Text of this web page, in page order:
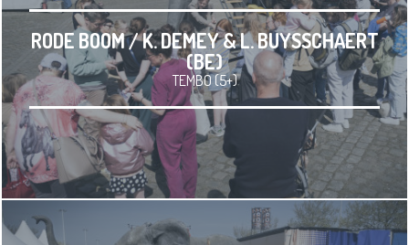
RODE BOOM / K. DEMEY & L. BUYSSCHAERT
(BE)
TEMBO (5+)